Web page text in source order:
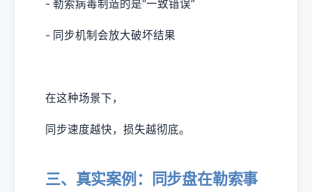
- 勒索病毒制造的是“一致错误”
- 同步机制会放大破坏结果
在这种场景下，
同步速度越快，损失越彻底。
三、真实案例：同步盘在勒索事